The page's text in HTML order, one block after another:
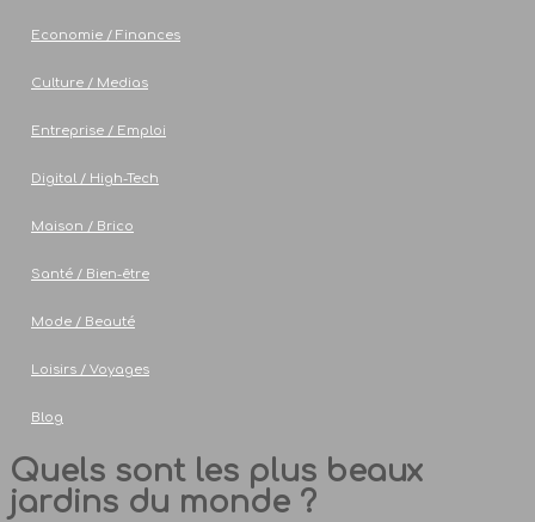
Economie / Finances
Culture / Medias
Entreprise / Emploi
Digital / High-Tech
Maison / Brico
Santé / Bien-être
Mode / Beauté
Loisirs / Voyages
Blog
Quels sont les plus beaux
jardins du monde ?